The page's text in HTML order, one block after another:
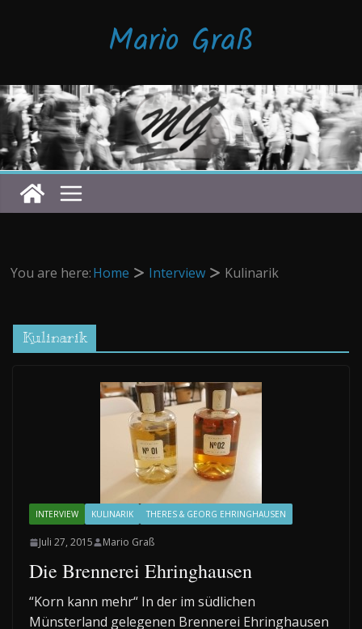
Mario Graß
You are here:Home Interview Kulinarik
Kulinarik
INTERVIEW KULINARIK THERES & GEORG EHRINGHAUSEN
Juli 27, 2015 Mario Graß
Die Brennerei Ehringhausen
“Korn kann mehr“ In der im südlichen
Münsterland gelegenen Brennerei Ehringhausen